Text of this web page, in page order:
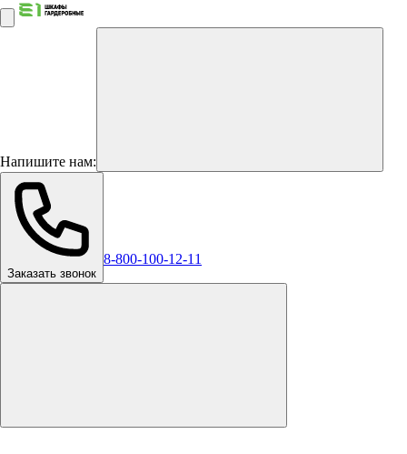
Напишите нам:
Заказать звонок
8-800-100-12-11